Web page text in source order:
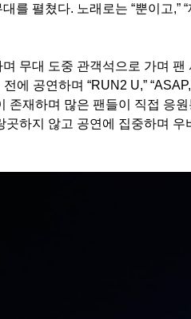
펼쳤다. 노래로는 “뿐이고,” “
무대 도중 관객석으로 가며 팬
에 공연하며 “RUN2 U,”
존재하며 많은 팬들이 직접 응
하지 않고 공연에 집중하며 우